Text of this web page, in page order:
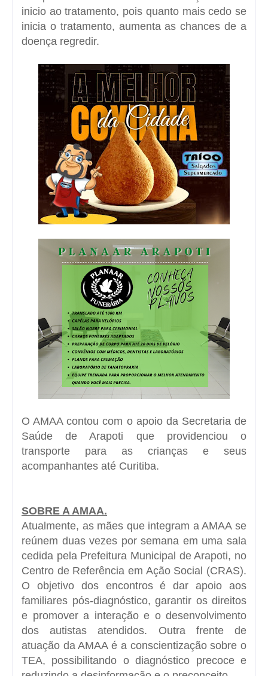
inicio ao tratamento, pois quanto mais cedo se
inicia o tratamento, aumenta as chances de a
doença regredir.
O AMAA contou com o apoio da Secretaria de
Saúde de Arapoti que providenciou o
transporte para as crianças e seus
acompanhantes até Curitiba.
SOBRE A AMAA.
Atualmente, as mães que integram a AMAA se
reúnem duas vezes por semana em uma sala
cedida pela Prefeitura Municipal de Arapoti, no
Centro de Referência em Ação Social (CRAS).
O objetivo dos encontros é dar apoio aos
familiares pós-diagnóstico, garantir os direitos
e promover a interação e o desenvolvimento
dos autistas atendidos. Outra frente de
atuação da AMAA é a conscientização sobre o
TEA, possibilitando o diagnóstico precoce e